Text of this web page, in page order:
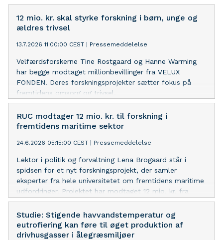
12 mio. kr. skal styrke forskning i børn, unge og
ældres trivsel
13.7.2026 11:00:00 CEST Pressemeddelelse
Velfærdsforskerne Tine Rostgaard og Hanne Warming
har begge modtaget millionbevillinger fra VELUX
FONDEN. Deres forskningsprojekter sætter fokus på
fremtidens omsorg og trivsel.
RUC modtager 12 mio. kr. til forskning i
fremtidens maritime sektor
24.6.2026 05:15:00 CEST Pressemeddelelse
Lektor i politik og forvaltning Lena Brogaard står i
spidsen for et nyt forskningsprojekt, der samler
eksperter fra hele universitetet om fremtidens maritime
udfordringer. Projektet har modtaget 12 mio. kr. fra
NORDEN//Orient’s Fond.
Studie: Stigende havvandstemperatur og
eutrofiering kan føre til øget produktion af
drivhusgasser i ålegræsmiljøer